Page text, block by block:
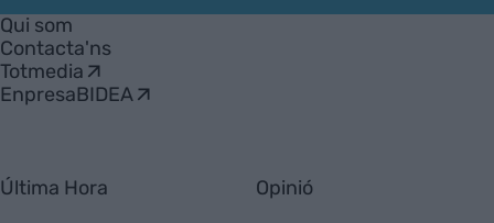
Empresa
Qui som
Contacta'ns
Totmedia
EnpresaBIDEA
Última Hora Opinió